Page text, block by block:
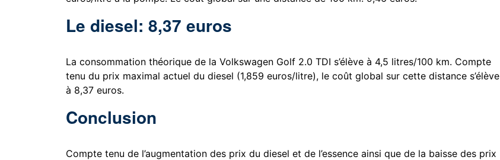
Le diesel: 8,37 euros
La consommation théorique de la Volkswagen Golf 2.0 TDI s’élève à 4,5 litres/100 km. Compte
tenu du prix maximal actuel du diesel (1,859 euros/litre), le coût global sur cette distance s’élève
à 8,37 euros.
Conclusion
Compte tenu de l’augmentation des prix du diesel et de l’essence ainsi que de la baisse des prix